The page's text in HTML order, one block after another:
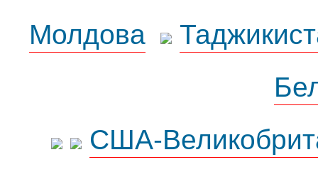
Молдова
США-